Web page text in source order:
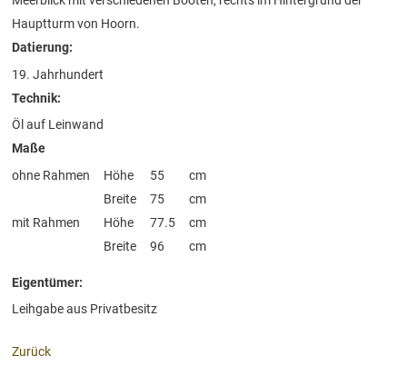
Hauptturm von Hoorn.
Datierung:
19. Jahrhundert
Technik:
Öl auf Leinwand
Maße
ohne Rahmen
mit Rahmen
Höhe
Breite
Höhe
Breite
55
75
77.5
96
cm
cm
cm
cm
Eigentümer:
Leihgabe aus Privatbesitz
Zurück